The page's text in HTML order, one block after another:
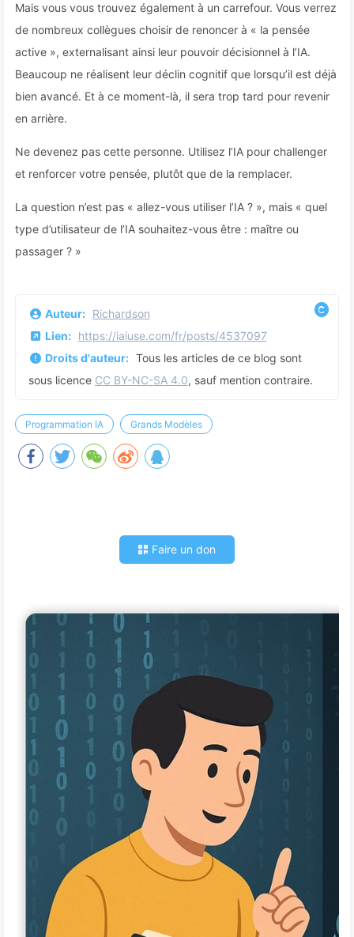
Mais vous vous trouvez également à un carrefour. Vous verrez
de nombreux collègues choisir de renoncer à « la pensée
active », externalisant ainsi leur pouvoir décisionnel à l’IA.
Beaucoup ne réalisent leur déclin cognitif que lorsqu’il est déjà
bien avancé. Et à ce moment-là, il sera trop tard pour revenir
en arrière.
Ne devenez pas cette personne. Utilisez l’IA pour challenger
et renforcer votre pensée, plutôt que de la remplacer.
La question n’est pas « allez-vous utiliser l’IA ? », mais « quel
type d’utilisateur de l’IA souhaitez-vous être : maître ou
passager ? »
Auteur: Richardson
Lien: https://iaiuse.com/fr/posts/4537097
Droits d'auteur: Tous les articles de ce blog sont
sous licence CC BY-NC-SA 4.0, sauf mention contraire.
Programmation IA Grands Modèles
Faire un don